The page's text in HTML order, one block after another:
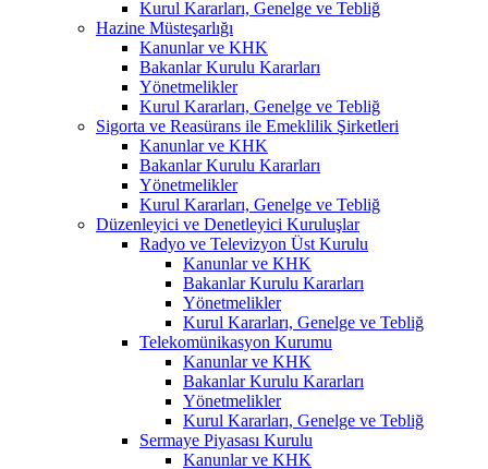
Kurul Kararları, Genelge ve Tebliğ
Hazine Müsteşarlığı
Kanunlar ve KHK
Bakanlar Kurulu Kararları
Yönetmelikler
Kurul Kararları, Genelge ve Tebliğ
Sigorta ve Reasürans ile Emeklilik Şirketleri
Kanunlar ve KHK
Bakanlar Kurulu Kararları
Yönetmelikler
Kurul Kararları, Genelge ve Tebliğ
Düzenleyici ve Denetleyici Kuruluşlar
Radyo ve Televizyon Üst Kurulu
Kanunlar ve KHK
Bakanlar Kurulu Kararları
Yönetmelikler
Kurul Kararları, Genelge ve Tebliğ
Telekomünikasyon Kurumu
Kanunlar ve KHK
Bakanlar Kurulu Kararları
Yönetmelikler
Kurul Kararları, Genelge ve Tebliğ
Sermaye Piyasası Kurulu
Kanunlar ve KHK